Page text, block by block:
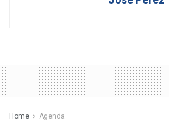
Home Agenda